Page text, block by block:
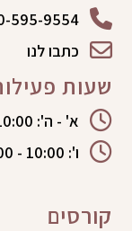
595-9554
כתבו לנו
שעות
א' - ה': 10:00 - 19:00
ו': 10:00 - 12:00
קורסים